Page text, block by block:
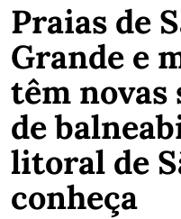
Praias de
Grande e
têm novas
de
litoral de
conheça